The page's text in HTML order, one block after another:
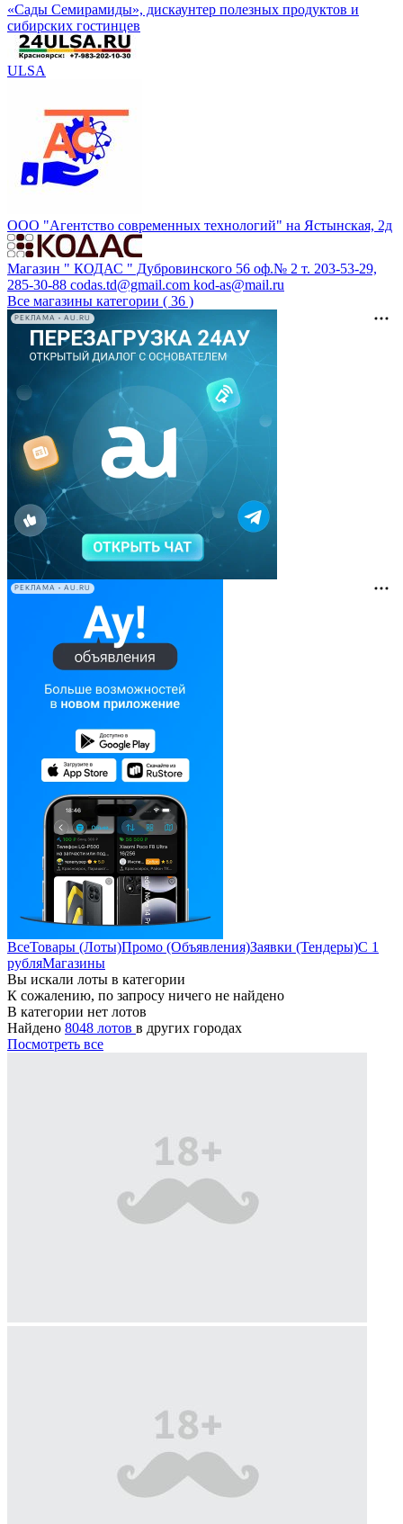
«Сады Семирамиды», дискаунтер полезных продуктов и
сибирских гостинцев
ULSA
ООО "Агентство современных технологий" на Ястынская, 2д
Магазин " КОДАС " Дубровинского 56 оф.№ 2 т. 203-53-29,
285-30-88 codas.td@gmail.com kod-as@mail.ru
Все магазины категории ( 36 )
РЕКЛАМА • AU.RU
РЕКЛАМА • AU.RU
ВсеТовары (Лоты)Промо (Объявления)Заявки (Тендеры)С 1
рубляМагазины
Вы искали лоты в категории
К сожалению, по запросу ничего не найдено
В категории нет лотов
Найдено 8048 лотов в других городах
Посмотреть все